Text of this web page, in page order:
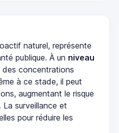
naturel, représente
publique. À un niveau
des concentrations
à ce stade, il peut
augmentant le risque
surveillance et
pour réduire les